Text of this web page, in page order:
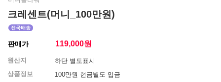
크레센트(머니_100만원)
판매가 119,000원
원산지
하단 별도표시
상품정보
100만원 현금별도 입금